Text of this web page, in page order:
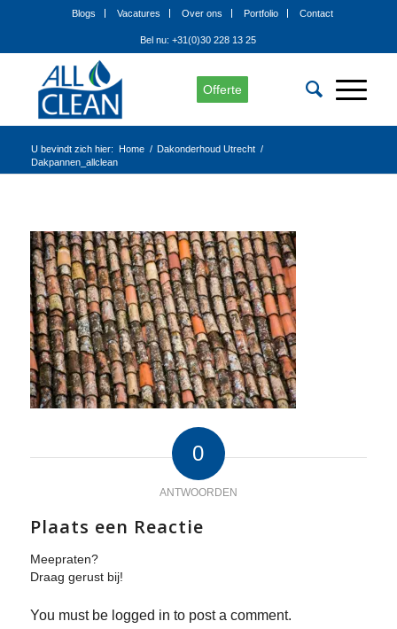
Blogs Vacatures Over ons Portfolio Contact
Bel nu: +31(0)30 228 13 25
Offerte
U bevindt zich hier: Home / Dakonderhoud Utrecht /
Dakpannen_allclean
0
ANTWOORDEN
Plaats een Reactie
Meepraten?
Draag gerust bij!
You must be logged in to post a comment.